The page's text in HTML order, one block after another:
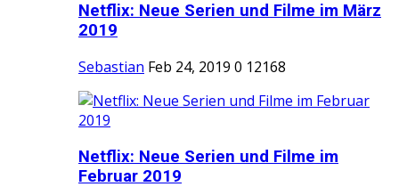
Netflix: Neue Serien und Filme im März
2019
Sebastian Feb 24, 2019 0 12168
Netflix: Neue Serien und Filme im
Februar 2019